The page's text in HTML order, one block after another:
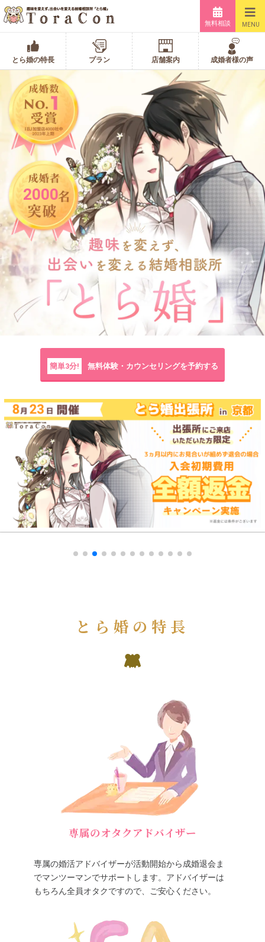
無料相談 MENU
とら婚の特長 プラン 店舗案内 成婚者様の声
2000
簡単3分! 無料体験・カウンセリングを予約する
とら婚の特長
専属のオタクアドバイザー
専属の婚活アドバイザーが活動開始から成婚退会ま
でマンツーマンでサポートします。アドバイザーは
もちろん全員オタクですので、ご安心ください。